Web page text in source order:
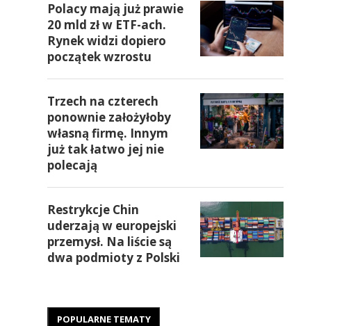
Polacy mają już prawie
20 mld zł w ETF-ach.
Rynek widzi dopiero
początek wzrostu
Trzech na czterech
ponownie założyłoby
własną firmę. Innym
już tak łatwo jej nie
polecają
Restrykcje Chin
uderzają w europejski
przemysł. Na liście są
dwa podmioty z Polski
POPULARNE TEMATY